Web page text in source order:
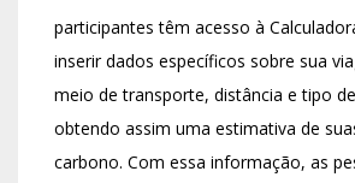
participantes têm acesso à
inserir dados específicos sobre sua
meio de transporte, distância e tipo
obtendo assim uma estimativa de
carbono. Com essa informação, as